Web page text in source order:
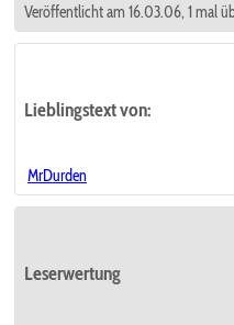
Veröffentlicht am 16.03.06, 1 mal
Lieblingstextvon:
MrDurden
Leserwertung